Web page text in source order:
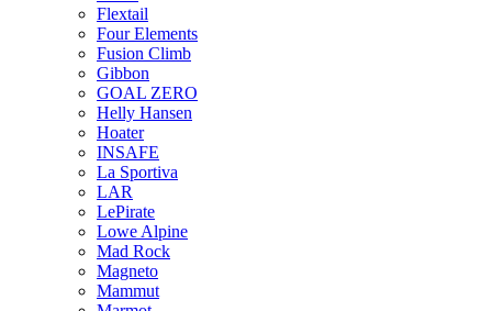
Flextail
Four Elements
Fusion Climb
Gibbon
GOAL ZERO
Helly Hansen
Hoater
INSAFE
La Sportiva
LAR
LePirate
Lowe Alpine
Mad Rock
Magneto
Mammut